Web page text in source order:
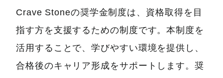
Crave Stoneの奨学金制度は、資格取得を目
指す方を支援するための制度です。本制度を
活用することで、学びやすい環境を提供し、
合格後のキャリア形成をサポートします。奨